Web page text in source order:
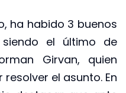
ha habido 3 buenos
siendo el último de
Girvan, quien
el asunto. En